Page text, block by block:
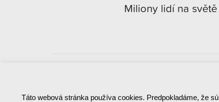
Miliony lidí na
Optimalcall
Táto webová stránka používa cookies. Predpokladáme, že